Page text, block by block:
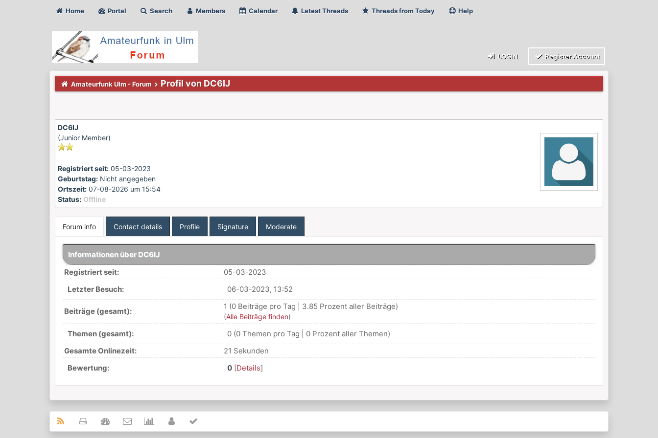
Home Portal Search Members Calendar Latest Threads Threads from Today Help
LOGIN Register Account
Amateurfunk Ulm - Forum Profil von DC6IJ
DC6IJ
(Junior Member)
Registriert seit:05-03-2023
Geburtstag:Nicht angegeben
Ortszeit:07-08-2026 um 15:54
Status: Offline
Forum info Contact details Profile Signature Moderate
Informationen über DC6IJ
Registriert seit:
05-03-2023
Letzter Besuch:
06-03-2023, 13:52
Beiträge (gesamt):
1 (0 Beiträge pro Tag | 3.85 Prozent aller Beiträge)
(Alle Beiträge finden)
Themen (gesamt):
0 (0 Themen pro Tag | 0 Prozent aller Themen)
Gesamte Onlinezeit:
21 Sekunden
Bewertung:
0 [Details]